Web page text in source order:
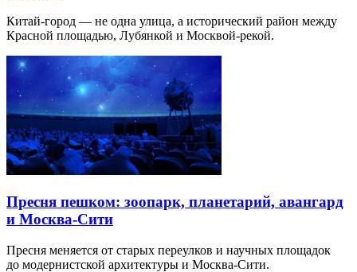
Китай-город — не одна улица, а исторический район между
Красной площадью, Лубянкой и Москвой-рекой.
Пресня пешком: зоопарк, планетарий, авангард
и Москва-Сити
Пресня меняется от старых переулков и научных площадок
до модернистской архитектуры и Москва-Сити.